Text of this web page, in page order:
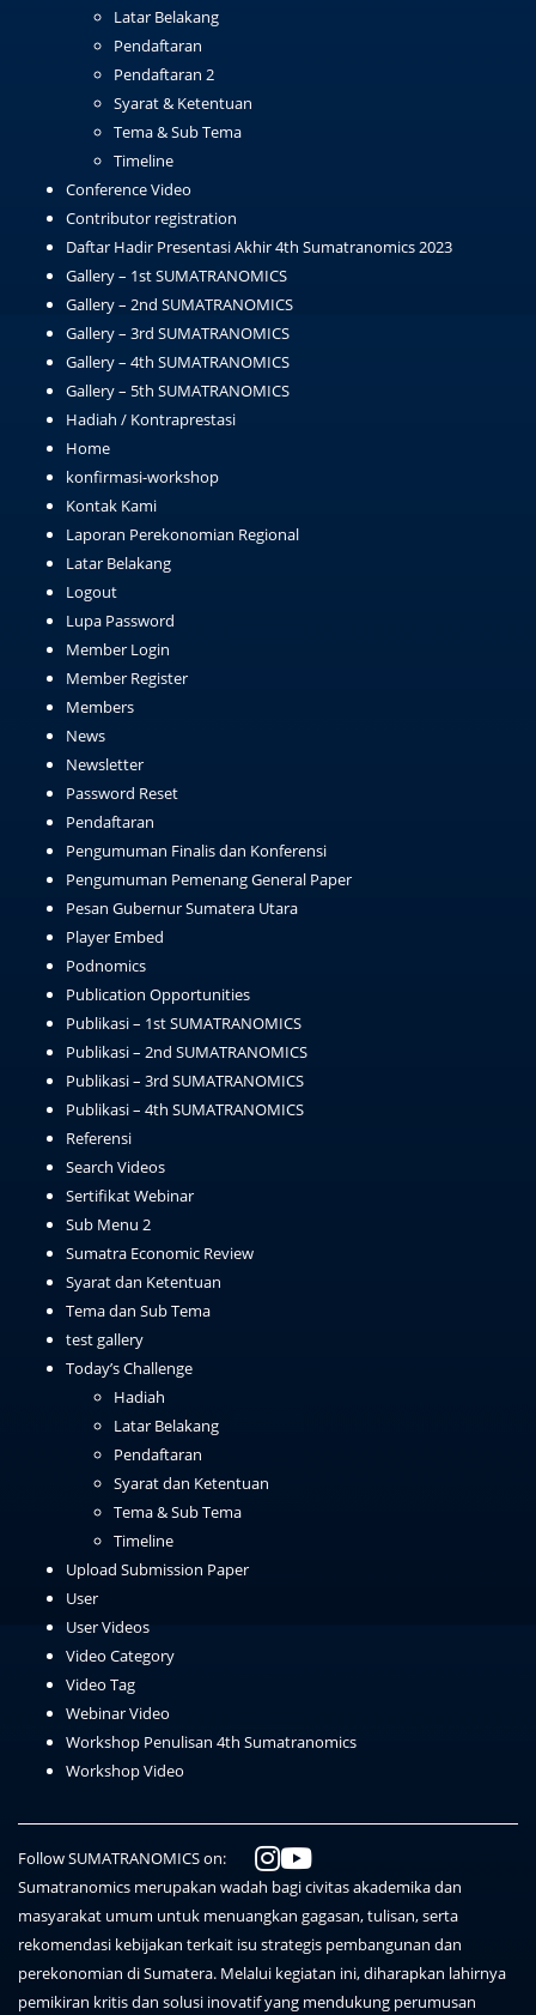
Latar Belakang
Pendaftaran
Pendaftaran 2
Syarat & Ketentuan
Tema & Sub Tema
Timeline
Conference Video
Contributor registration
Daftar Hadir Presentasi Akhir 4th Sumatranomics 2023
Gallery – 1st SUMATRANOMICS
Gallery – 2nd SUMATRANOMICS
Gallery – 3rd SUMATRANOMICS
Gallery – 4th SUMATRANOMICS
Gallery – 5th SUMATRANOMICS
Hadiah / Kontraprestasi
Home
konfirmasi-workshop
Kontak Kami
Laporan Perekonomian Regional
Latar Belakang
Logout
Lupa Password
Member Login
Member Register
Members
News
Newsletter
Password Reset
Pendaftaran
Pengumuman Finalis dan Konferensi
Pengumuman Pemenang General Paper
Pesan Gubernur Sumatera Utara
Player Embed
Podnomics
Publication Opportunities
Publikasi – 1st SUMATRANOMICS
Publikasi – 2nd SUMATRANOMICS
Publikasi – 3rd SUMATRANOMICS
Publikasi – 4th SUMATRANOMICS
Referensi
Search Videos
Sertifikat Webinar
Sub Menu 2
Sumatra Economic Review
Syarat dan Ketentuan
Tema dan Sub Tema
test gallery
Today’s Challenge
Hadiah
Latar Belakang
Pendaftaran
Syarat dan Ketentuan
Tema & Sub Tema
Timeline
Upload Submission Paper
User
User Videos
Video Category
Video Tag
Webinar Video
Workshop Penulisan 4th Sumatranomics
Workshop Video
Follow SUMATRANOMICS on:
Sumatranomics merupakan wadah bagi civitas akademika dan
masyarakat umum untuk menuangkan gagasan, tulisan, serta
rekomendasi kebijakan terkait isu strategis pembangunan dan
perekonomian di Sumatera. Melalui kegiatan ini, diharapkan lahirnya
pemikiran kritis dan solusi inovatif yang mendukung perumusan